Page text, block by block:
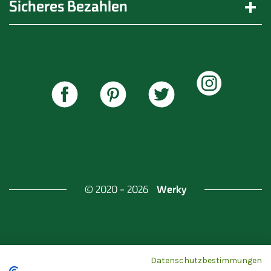
Sicheres Bezahlen
© 2020 - 2026 Werky
Datenschutzbestimmungen